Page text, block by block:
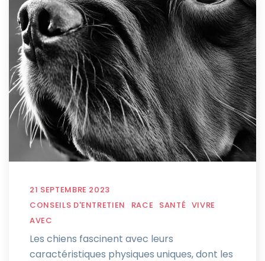
21 SEPTEMBRE 2023
CONSEILS D'ENTRETIEN
RACE SANTÉ VIVRE
AVEC
Les chiens fascinent avec leurs
caractéristiques physiques uniques, dont les